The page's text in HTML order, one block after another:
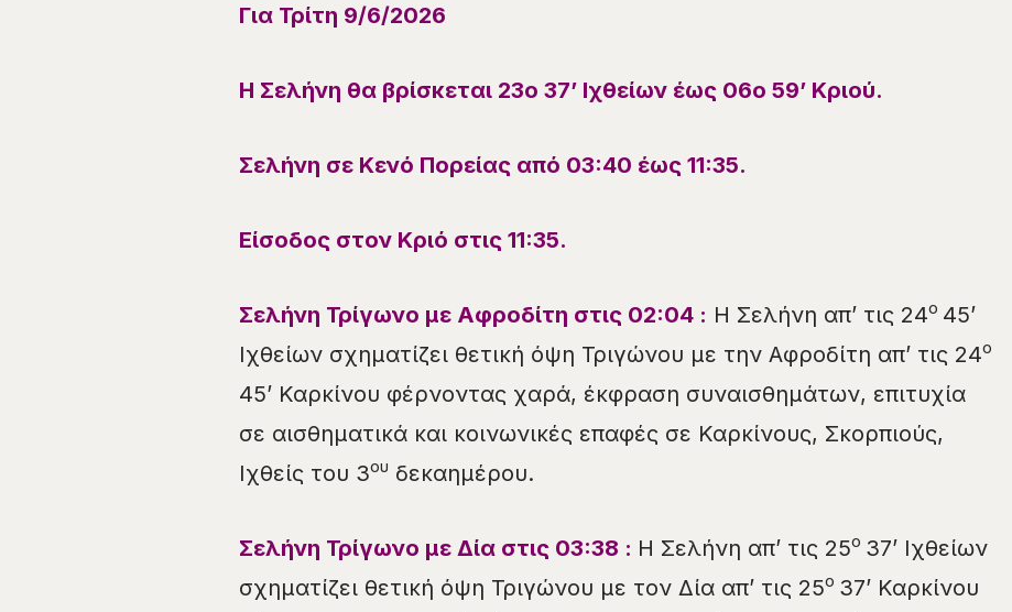
Για Τρίτη 9/6/2026
Η Σελήνη θα βρίσκεται 23ο 37’ Ιχθείων έως 06ο 59’ Κριού.
Σελήνη σε Κενό Πορείας από 03:40 έως 11:35.
Είσοδος στον Κριό στις 11:35.
Σελήνη Τρίγωνο με Αφροδίτη στις 02:04 : Η Σελήνη απ’ τις 24ο 45’
Ιχθείων σχηματίζει θετική όψη Τριγώνου με την Αφροδίτη απ’ τις 24ο
45’ Καρκίνου φέρνοντας χαρά, έκφραση συναισθημάτων, επιτυχία
σε αισθηματικά και κοινωνικές επαφές σε Καρκίνους, Σκορπιούς,
Ιχθείς του 3ου δεκαημέρου.
Σελήνη Τρίγωνο με Δία στις 03:38 : Η Σελήνη απ’ τις 25ο 37’ Ιχθείων
σχηματίζει θετική όψη Τριγώνου με τον Δία απ’ τις 25ο 37’ Καρκίνου